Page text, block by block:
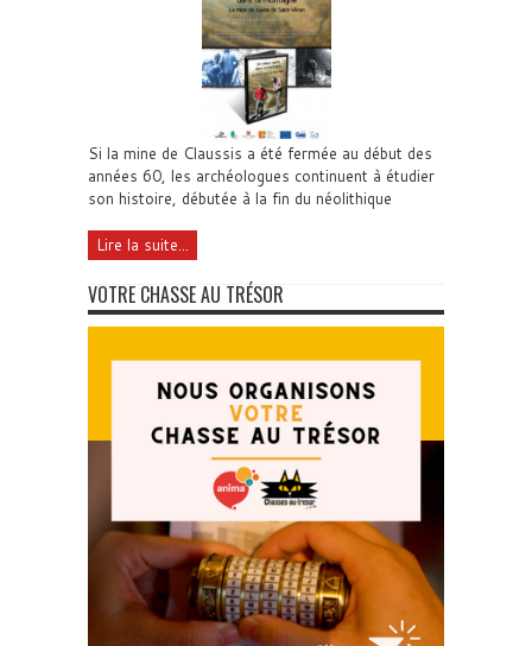
Si la mine de Claussis a été fermée au début des
années 60, les archéologues continuent à étudier
son histoire, débutée à la fin du néolithique
Lire la suite...
VOTRE CHASSE AU TRÉSOR